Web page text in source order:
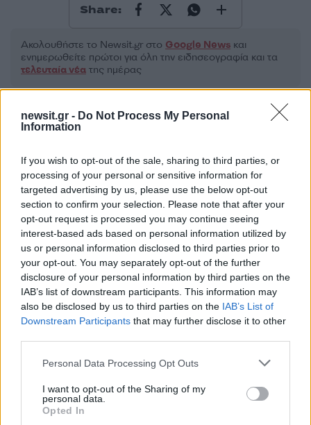
newsit.gr - Do Not Process My Personal
Information
If you wish to opt-out of the sale, sharing to third parties, or
processing of your personal or sensitive information for
targeted advertising by us, please use the below opt-out
section to confirm your selection. Please note that after your
opt-out request is processed you may continue seeing
interest-based ads based on personal information utilized by
us or personal information disclosed to third parties prior to
your opt-out. You may separately opt-out of the further
disclosure of your personal information by third parties on the
IAB’s list of downstream participants. This information may
also be disclosed by us to third parties on the IAB’s List of
Downstream Participants that may further disclose it to other
Please note that this website/app uses one or more Google
not limited to your visit or usage behaviour. You may click to
grant or deny consent to Google and its third-party tags to
use your data for below specified purposes in below Google
Personal Data Processing Opt Outs
I want to opt-out of the Sharing of my
personal data.
Opted In
Share:
Ακολουθήστε το Νewsit.gr στο Google News και
ενημερωθείτε πρώτοι για όλη την ειδησεογραφία και τα
τελευταία νέα της ημέρας
Πιο δημοφιλή
1 Έφυγαν οι συνεργάτες, μένει η Μαρία
Καρυστιανού - Η επόμενη μέρα για την
«Ελπίδα για τη Δημοκρατία»
2Συγκίνηση στο τελευταίο αντίο στον Λάκη
Χαλκιά: Με την «Φάμπρικα», λαούτο και
κλαρίνα αποχαιρέτησαν την εμβληματική
φωνή της μεταπολίτευσης
3Ο Κώστας Σαμαράς δημοσίευσε μία παιδική
φωτογραφία για την επέτειο θανάτου της
αδελφής του, Λένας
4Ποιος είναι ο ελληνοκύπριος Sir Ντέμης
Χημείας και στο «τιμόνι» της AI της Google
Το πολωμένο μελτέμι που τροφοδότησε τις
φωτιές σε Αττική και Βοιωτία: «Από τα
ισχυρότερα επεισόδια των τελευταίων 50